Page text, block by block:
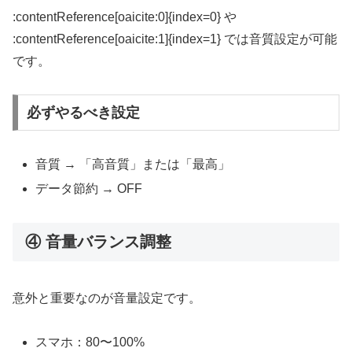
:contentReference[oaicite:0]{index=0} や
:contentReference[oaicite:1]{index=1} では音質設定が可能
です。
必ずやるべき設定
音質 → 「高音質」または「最高」
データ節約 → OFF
④ 音量バランス調整
意外と重要なのが音量設定です。
スマホ：80〜100%